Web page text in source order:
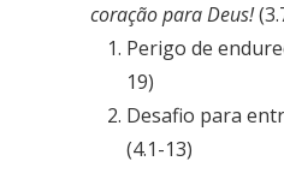
coração para Deus!
Perigo de
19)
Desafio para
(4.1-13)